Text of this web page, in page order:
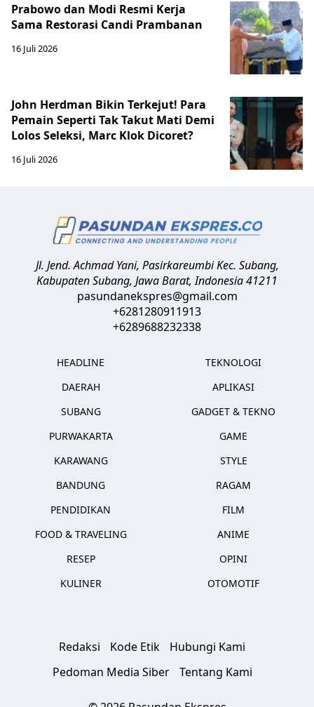
Prabowo dan Modi Resmi Kerja
Sama Restorasi Candi Prambanan
16 Juli 2026
John Herdman Bikin Terkejut! Para
Pemain Seperti Tak Takut Mati Demi
Lolos Seleksi, Marc Klok Dicoret?
16 Juli 2026
Jl. Jend. Achmad Yani, Pasirkareumbi Kec. Subang,
Kabupaten Subang, Jawa Barat,Indonesia41211
pasundanekspres@gmail.com
+6281280911913
+6289688232338
HEADLINE
DAERAH
SUBANG
PURWAKARTA
KARAWANG
BANDUNG
PENDIDIKAN
FOOD & TRAVELING
RESEP
KULINER
TEKNOLOGI
APLIKASI
GADGET & TEKNO
GAME
STYLE
RAGAM
FILM
ANIME
OPINI
OTOMOTIF
Redaksi Kode Etik
Hubungi Kami
Pedoman Media Siber
Tentang Kami